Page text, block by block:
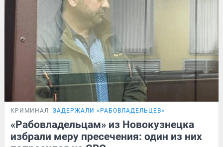
КРИМИНАЛ ЗАДЕРЖАЛИ «РАБОВЛАДЕЛЬЦЕВ»
«Рабовладельцам» из Новокузнецка
избрали меру пресечения: один из них